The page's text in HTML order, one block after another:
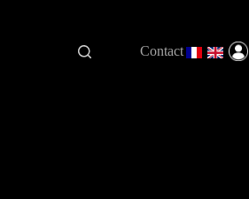
Contact